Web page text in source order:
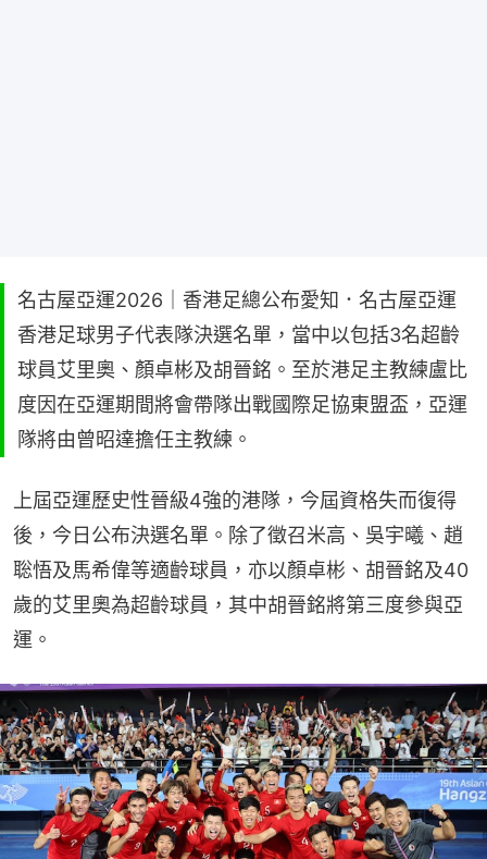
名古屋亞運2026｜香港足總公布愛知．名古屋亞運
香港足球男子代表隊決選名單，當中以包括3名超齡
球員艾里奧、顏卓彬及胡晉銘。至於港足主教練盧比
度因在亞運期間將會帶隊出戰國際足協東盟盃，亞運
隊將由曾昭達擔任主教練。
上屆亞運歷史性晉級4強的港隊，今屆資格失而復得
後，今日公布決選名單。除了徵召米高、吳宇曦、趙
聡悟及馬希偉等適齡球員，亦以顏卓彬、胡晉銘及40
歲的艾里奧為超齡球員，其中胡晉銘將第三度參與亞
運。